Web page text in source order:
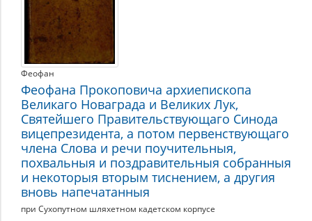
Феофан
Феофана Прокоповича архиепископа
Великаго Новаграда и Великих Лук,
Святейшего Правительствующаго Синода
вицепрезидента, а потом первенствующаго
члена Слова и речи поучительныя,
похвальныя и поздравительныя собранныя
и некоторыя вторым тиснением, а другия
вновь напечатанныя
при Сухопутном шляхетном кадетском корпусе